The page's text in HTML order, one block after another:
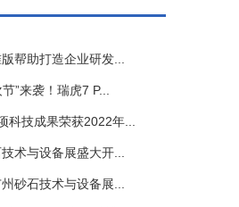
帮助打造企业研发...
”来袭！瑞虎7 P...
科技成果荣获2022年...
术与设备展盛大开...
砂石技术与设备展...